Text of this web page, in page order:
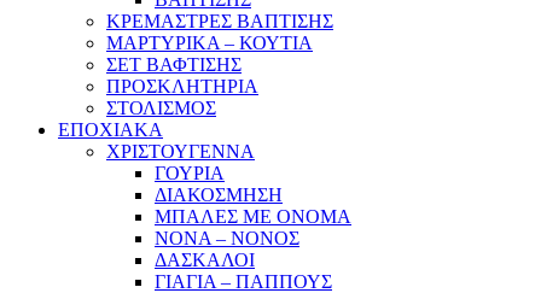
ΚΡΕΜΑΣΤΡΕΣ ΒΑΠΤΙΣΗΣ
ΜΑΡΤΥΡΙΚΑ – ΚΟΥΤΙΑ
ΣΕΤ ΒΑΦΤΙΣΗΣ
ΠΡΟΣΚΛΗΤΗΡΙΑ
ΣΤΟΛΙΣΜΟΣ
ΕΠΟΧΙΑΚΑ
ΧΡΙΣΤΟΥΓΕΝΝΑ
ΓΟΥΡΙΑ
ΔΙΑΚΟΣΜΗΣΗ
ΜΠΑΛΕΣ ΜΕ ΟΝΟΜΑ
ΝΟΝΑ – ΝΟΝΟΣ
ΔΑΣΚΑΛΟΙ
ΓΙΑΓΙΑ – ΠΑΠΠΟΥΣ